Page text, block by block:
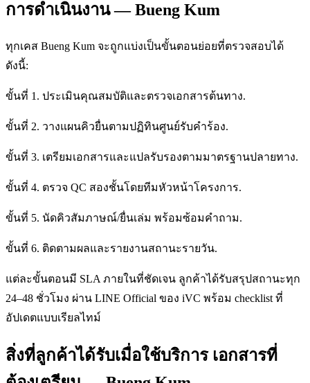
การดำเนินงาน — Bueng Kum
ทุกเคส Bueng Kum จะถูกแบ่งเป็นขั้นตอนย่อยที่ตรวจสอบได้
ดังนี้:
ขั้นที่ 1. ประเมินคุณสมบัติและตรวจเอกสารต้นทาง.
ขั้นที่ 2. วางแผนคิวยื่นตามปฏิทินศูนย์รับคำร้อง.
ขั้นที่ 3. เตรียมเอกสารและแปลรับรองตามมาตรฐานปลายทาง.
ขั้นที่ 4. ตรวจ QC สองชั้นโดยทีมหัวหน้าโครงการ.
ขั้นที่ 5. นัดคิวสัมภาษณ์/ยื่นเล่ม พร้อมซ้อมคำถาม.
ขั้นที่ 6. ติดตามผลและรายงานสถานะรายวัน.
แต่ละขั้นตอนมี SLA ภายในที่ชัดเจน ลูกค้าได้รับสรุปสถานะทุก
24–48 ชั่วโมง ผ่าน LINE Official ของ iVC พร้อม checklist ที่
อัปเดตแบบเรียลไทม์
สิ่งที่ลูกค้าได้รับเมื่อใช้บริการ เอกสารที่